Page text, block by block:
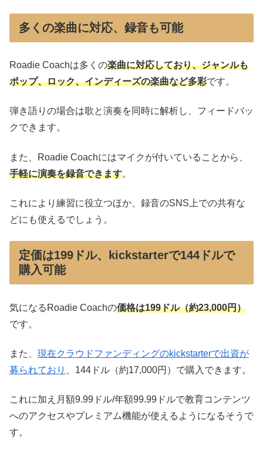
多くの楽曲に対応、録音も可能
Roadie Coachは多くの楽曲に対応しており、ジャンルも
ポップ、ロック、インディーズの楽曲など多彩です。
弾き語りの場合は歌と演奏を同時に解析し、フィードバッ
クできます。
また、Roadie Coachにはマイクが付いていることから、
手軽に演奏を録音できます。
これにより練習に役立つほか、録音のSNS上での共有な
どにも使えるでしょう。
定価は199ドル、kickstarterで144ドルで
購入可能
気になるRoadie Coachの価格は199ドル（約23,000円）
です。
また、 現在クラウドファンディングのkickstarterで出資が
募られており
、144ドル（約17,000円）で購入できます。
これに加え月額9.99ドル/年額99.99ドルで教育コンテンツ
へのアクセスやプレミアム機能が使えるようになるそうで
す。